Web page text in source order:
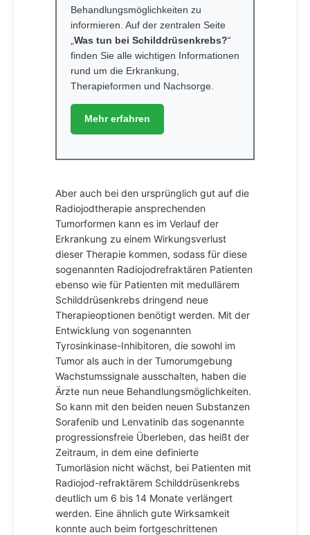
Behandlungsmöglichkeiten zu
informieren. Auf der zentralen Seite
Was tun bei Schilddrüsenkrebs?“
finden Sie alle wichtigen Informationen
rund um die Erkrankung,
Therapieformen und Nachsorge.
Mehr erfahren
Aber auch bei den ursprünglich gut auf die
Radiojodtherapie ansprechenden
Tumorformen kann es im Verlauf der
Erkrankung zu einem Wirkungsverlust
dieser Therapie kommen, sodass für diese
sogenannten Radiojodrefraktären Patienten
ebenso wie für Patienten mit medullärem
Schilddrüsenkrebs dringend neue
Therapieoptionen benötigt werden. Mit der
Entwicklung von sogenannten
Tyrosinkinase-Inhibitoren, die sowohl im
Tumor als auch in der Tumorumgebung
Wachstumssignale ausschalten, haben die
Ärzte nun neue Behandlungsmöglichkeiten.
So kann mit den beiden neuen Substanzen
Sorafenib und Lenvatinib das sogenannte
progressionsfreie Überleben, das heißt der
Zeitraum, in dem eine definierte
Tumorläsion nicht wächst, bei Patienten mit
Radiojod-refraktärem Schilddrüsenkrebs
deutlich um 6 bis 14 Monate verlängert
werden. Eine ähnlich gute Wirksamkeit
konnte auch beim fortgeschrittenen